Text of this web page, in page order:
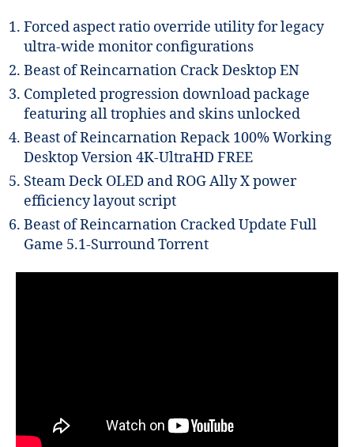
Forced aspect ratio override utility for legacy
ultra-wide monitor configurations
Beast of Reincarnation Crack Desktop EN
Completed progression download package
featuring all trophies and skins unlocked
Beast of Reincarnation Repack 100% Working
Desktop Version 4K-UltraHD FREE
Steam Deck OLED and ROG Ally X power
efficiency layout script
Beast of Reincarnation Cracked Update Full
Game 5.1-Surround Torrent